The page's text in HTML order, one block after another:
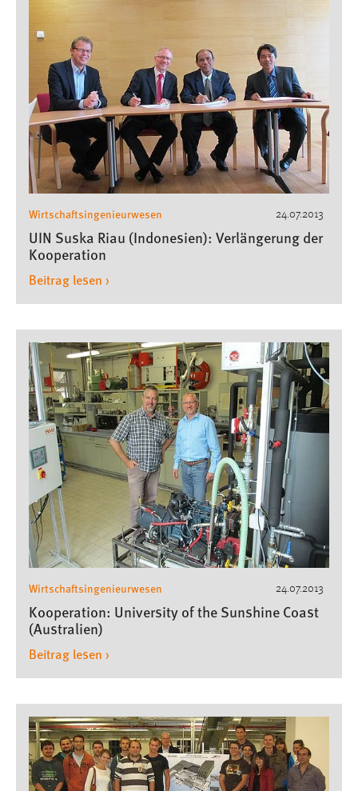
24.07.2013
Wirtschaftsingenieurwesen
UIN Suska Riau (Indonesien): Verlängerung der
Kooperation
Beitrag lesen ›
24.07.2013
Wirtschaftsingenieurwesen
Kooperation: University of the Sunshine Coast
(Australien)
Beitrag lesen ›
Cookie Laufzeit:
3 Monate
Facebook Pixel
Name:
_fbp
Anbieter:
Zweck:
Conversion-Tracking
Cookie Laufzeit:
EXTERNE MEDIEN
Um Inhalte von Videoplattformen und Social Media
Plattformen anzeigen zu können, werden von diesen
externen Medien Cookies gesetzt.
YouTube
Vimeo